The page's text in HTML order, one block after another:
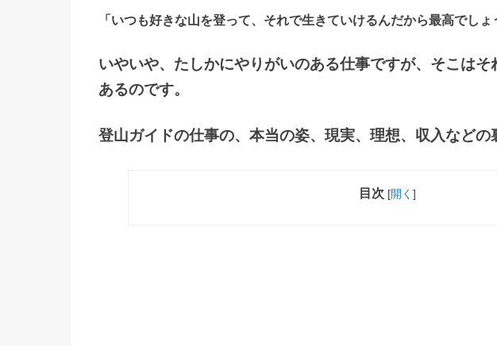
「いつも好きな山を登って、それで生きていけるんだから最高でしょ
いやいや、たしかにやりがいのある仕事ですが、そこはそ
あるのです。
登山ガイドの仕事の、本当の姿、現実、理想、収入などの
目次 [開く ]